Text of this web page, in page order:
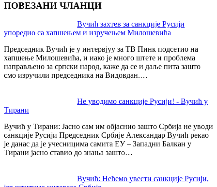
ПОВЕЗАНИ ЧЛАНЦИ
Вучић захтев за санкције Русији
упоредио са хапшењем и изручењем Милошевића
Председник Вучић је у интервјуу за ТВ Пинк подсетио на
хапшење Милошевића, и иако је много штете и проблема
направљено за српски народ, каже да се и даље пита зашто
смо изручили председника на Видовдан.…
Не уводимо санкције Русији! - Вучић у
Тирани
Вучић у Тирани: Јасно сам им објаснио зашто Србија не уводи
санкције Русији Председник Србије Александар Вучић рекао
је данас да је учесницима самита ЕУ – Западни Балкан у
Тирани јасно ставио до знања зашто…
Вучић: Нећемо увести санкције Русији,
navigation